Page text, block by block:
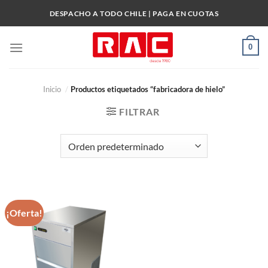
DESPACHO A TODO CHILE | PAGA EN CUOTAS
0
Inicio / Productos etiquetados “fabricadora de hielo”
FILTRAR
¡Oferta!